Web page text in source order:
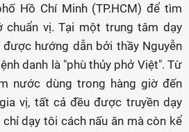
Hồ Chí Minh (TP.HCM) để tìm
chuẩn vị. Tại một trung tâm dạy
được hướng dẫn bởi thầy Nguyễn
danh là "phù thủy phở Việt". Từ
nước dùng trong hàng giờ đến
vị, tất cả đều được truyền dạy
dạy tôi cách nấu ăn mà còn kể